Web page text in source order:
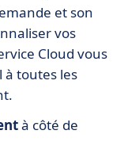
et son
vos
Cloud vous
à toutes les
à côté de